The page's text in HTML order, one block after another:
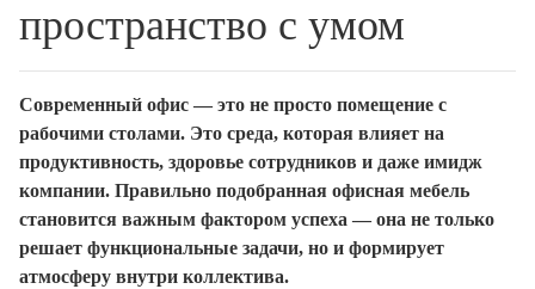
пространство с умом
Современный офис — это не просто помещение с
рабочими столами. Это среда, которая влияет на
продуктивность, здоровье сотрудников и даже имидж
компании. Правильно подобранная офисная мебель
становится важным фактором успеха — она не только
решает функциональные задачи, но и формирует
атмосферу внутри коллектива.